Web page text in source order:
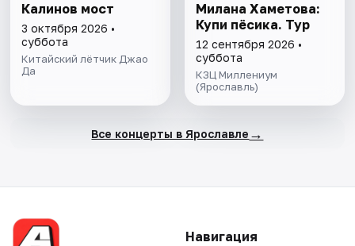
Калинов мост
3 октября 2026 •
суббота
Китайский лётчик Джао
Да
Милана Хаметова:
Купи пёсика. Тур
12 сентября 2026 •
суббота
КЗЦ Миллениум
(Ярославль)
Все концерты в Ярославле →
Навигация